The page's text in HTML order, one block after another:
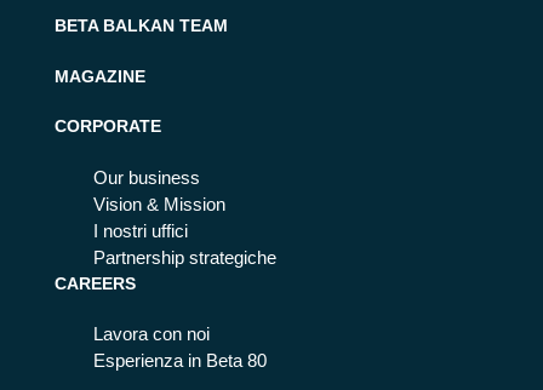
BETA BALKAN TEAM
MAGAZINE
CORPORATE
Our business
Vision & Mission
I nostri uffici
Partnership strategiche
CAREERS
Lavora con noi
Esperienza in Beta 80